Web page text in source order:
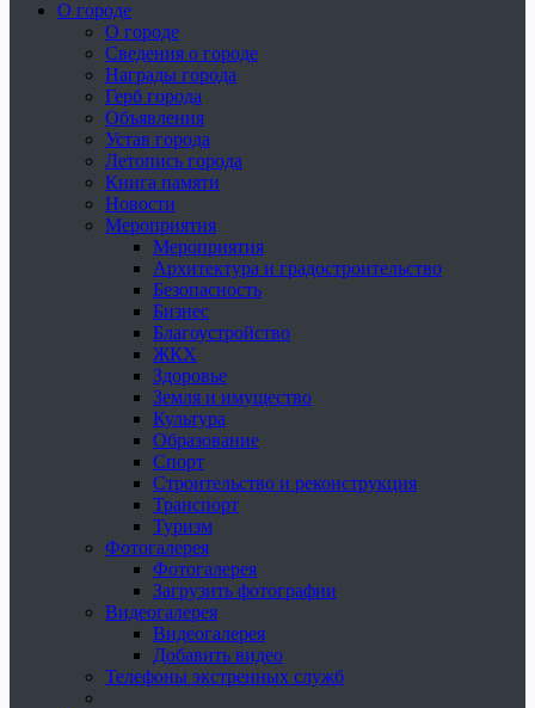
О городе
О городе
Сведения о городе
Награды города
Герб города
Объявления
Устав города
Летопись города
Книга памяти
Новости
Мероприятия
Мероприятия
Архитектура и градостроительство
Безопасность
Бизнес
Благоустройство
ЖКХ
Здоровье
Земля и имущество
Культура
Образование
Спорт
Строительство и реконструкция
Транспорт
Туризм
Фотогалерея
Фотогалерея
Загрузить фотографии
Видеогалерея
Видеогалерея
Добавить видео
Телефоны экстренных служб